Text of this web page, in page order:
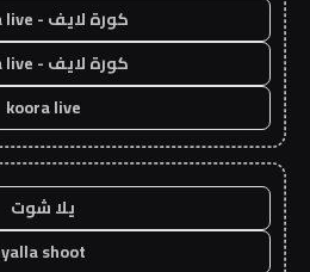
كورة لايف - koora live
كورة لايف - koora live
koora live
يلا شوت
yalla shoot